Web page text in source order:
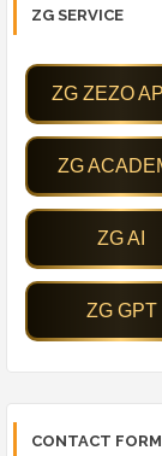
ZG SERVICE
CONTACT FORM